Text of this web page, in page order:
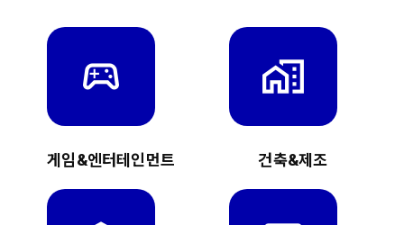
sports_esports
게임&엔터테인먼트
home_work
건축&제조